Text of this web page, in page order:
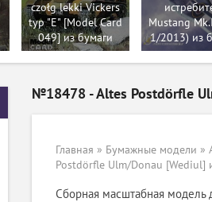
czołg lekki Vickers
typ "E" [Model Card
049] из бумаги
Mustang
1/2013) из
№18478 - Altes Postdörfle
Главная » Бумажные модели »
Postdörfle Ulm/Donau [Wediul]
Сборная масштабная модель